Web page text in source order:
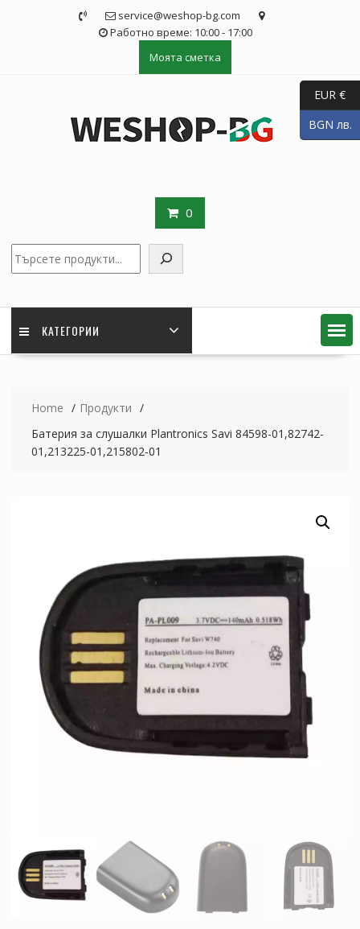
service@weshop-bg.com
Работно време: 10:00 - 17:00
Моята сметка
0
КАТЕГОРИИ
Home
Продукти
Батерия за слушалки Plantronics Savi 84598-01,82742-
01,213225-01,215802-01
EUR €
BGN лв.